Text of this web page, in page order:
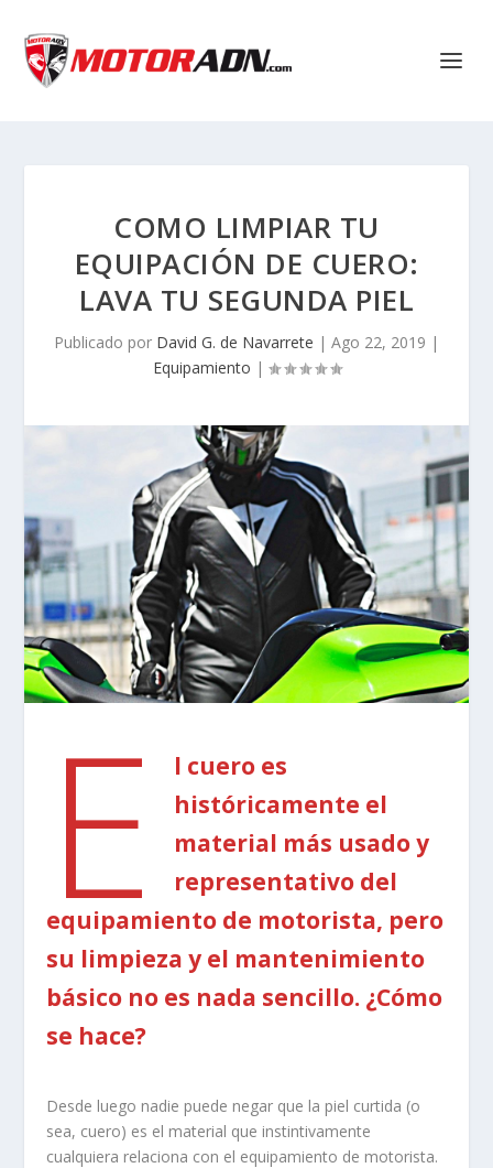
COMO LIMPIAR TU
EQUIPACIÓN DE CUERO:
LAVA TU SEGUNDA PIEL
Publicado por David G. de Navarrete | Ago 22, 2019 |
Equipamiento |
E
l cuero es
históricamente el
material más usado y
representativo del
equipamiento de motorista, pero
su limpieza y el mantenimiento
básico no es nada sencillo. ¿Cómo
se hace?
Desde luego nadie puede negar que la piel curtida (o
sea, cuero) es el material que instintivamente
cualquiera relaciona con el equipamiento de motorista.